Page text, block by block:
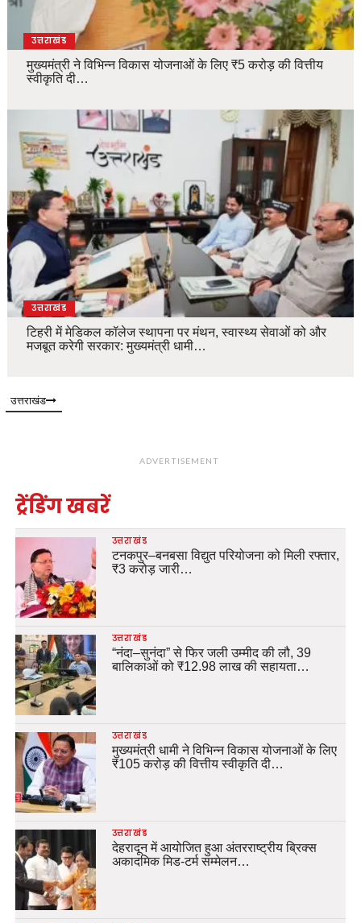
उत्तराखंड
मुख्यमंत्री ने विभिन्न विकास योजनाओं के लिए ₹5 करोड़ की वित्तीय
स्वीकृति दी…
उत्तराखंड
टिहरी में मेडिकल कॉलेज स्थापना पर मंथन, स्वास्थ्य सेवाओं को और
मजबूत करेगी सरकार: मुख्यमंत्री धामी…
उत्तराखंड
ADVERTISEMENT
ट्रेंडिंग खबरें
उत्तराखंड
टनकपुर–बनबसा विद्युत परियोजना को मिली रफ्तार,
₹3 करोड़ जारी…
उत्तराखंड
“नंदा–सुनंदा” से फिर जली उम्मीद की लौ, 39
बालिकाओं को ₹12.98 लाख की सहायता…
उत्तराखंड
मुख्यमंत्री धामी ने विभिन्न विकास योजनाओं के लिए
₹105 करोड़ की वित्तीय स्वीकृति दी…
उत्तराखंड
देहरादून में आयोजित हुआ अंतरराष्ट्रीय ब्रिक्स
अकादमिक मिड-टर्म सम्मेलन…